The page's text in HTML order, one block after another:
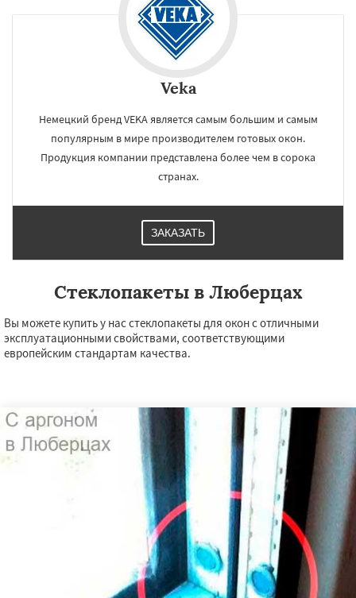
Veka
Немецкий бренд VEKA является самым большим и самым
популярным в мире производителем готовых окон.
Продукция компании представлена более чем в сорока
странах.
ЗАКАЗАТЬ
Стеклопакеты в Люберцах
Вы можете купить у нас стеклопакеты для окон с отличными
эксплуатационными свойствами, соответствующими
европейским стандартам качества.